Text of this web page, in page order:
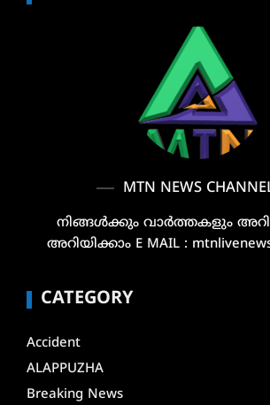
MTN NEWS
നിങ്ങൾക്കും വാർത്തകളും
അറിയിക്കാം E MAIL :
CATEGORY
Accident
ALAPPUZHA
Breaking News